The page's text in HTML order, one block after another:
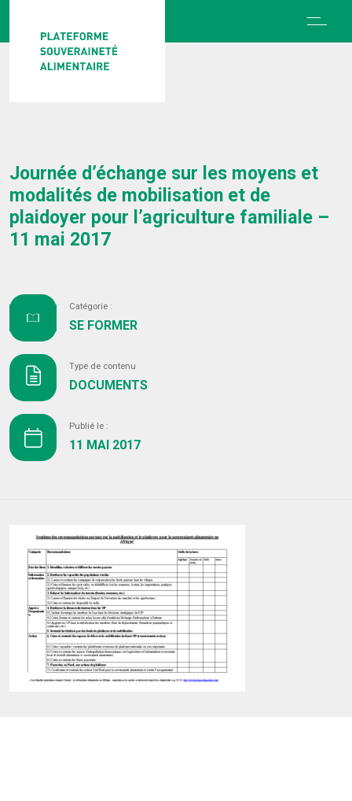
Journée d’échange sur les moyens et
modalités de mobilisation et de
plaidoyer pour l’agriculture familiale –
11 mai 2017
Catégorie :
SE FORMER
Type de contenu
DOCUMENTS
Publié le :
11 MAI 2017